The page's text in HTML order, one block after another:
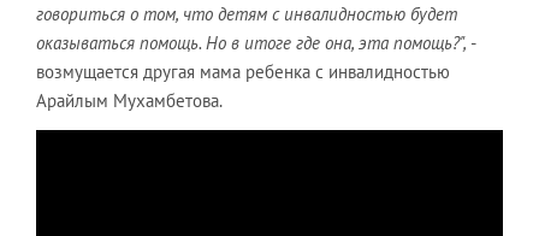
говориться о том, что детям с инвалидностью будет
оказываться помощь. Но в итоге где она, эта помощь?", -
возмущается другая мама ребенка с инвалидностью
Арайлым Мухамбетова.